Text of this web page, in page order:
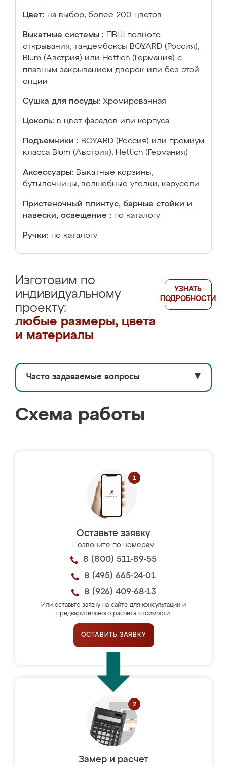
Цвет: на выбор, более 200 цветов
Выкатные системы :
ПВШ полного
открывания, тандембоксы BOYARD (Россия),
Blum (Австрия) или Hettich (Германия) с
плавным закрыванием дверок или без этой
опции
Сушка для посуды: Хромированная
Цоколь: в цвет фасадов или корпуса
Подъемники : BOYARD (Россия) или премиум
класса Blum (Австрия), Hettich (Германия)
Аксессуары: Выкатные корзины,
бутылочницы, волшебные уголки, карусели
Пристеночный плинтус, барные стойки и
навески, освещение : по каталогу
Ручки: по каталогу
Изготовим по
индивидуальному
проекту:
любые размеры, цвета
и материалы
УЗНАТЬ
ПОДРОБНОСТИ
Часто задаваемые вопросы ▼
Схема работы
Оставьте заявку
Позвоните по номерам
8 (800) 511-89-55
8 (495) 665-24-01
8 (926) 409-68-13
Или оставьте заявку на сайте для консультации и
предварительного расчёта стоимости.
ОСТАВИТЬ ЗАЯВКУ
Замер и расчет